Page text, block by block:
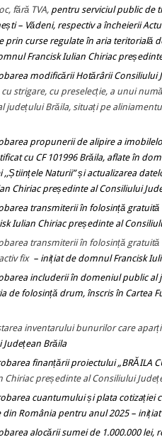
fără TVA, pentru serviciul public de
– Vădeni, respectiv a încheierii
curse regulate în aria teritorială
Francisk Iulian Chiriac
modificării Hotărârii Consiliului
strigare, cu preselecție, a unui
județului Brăila, situați pe
propunerii de alipire a
cu CF 101996 Brăila, aflate în
,,Științele Naturii” și actualizarea
Chiriac președinte al Consiliului
transmiterii în folosință
Iulian Chiriac președinte al
transmiterii în folosință gratuită
fix – inițiat de domnul Francisk
includerii în domeniul public al
de folosință drum, înscris în Cartea
inventarului bunurilor care
Brăila
finanțării proiectului „BRĂILA
președinte al Consiliului
cuantumului și plata cotizației
din România pentru anul 2025 –
alocării sumei de 1.000.000 lei,